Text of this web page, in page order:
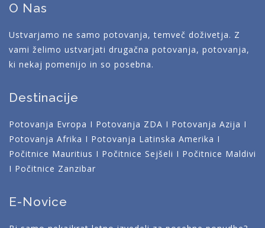
O Nas
Ustvarjamo ne samo potovanja, temveč doživetja. Z
vami želimo ustvarjati drugačna potovanja, potovanja,
ki nekaj pomenijo in so posebna.
Destinacije
Potovanja Evropa I Potovanja ZDA I Potovanja Azija I
Potovanja Afrika I Potovanja Latinska Amerika I
Počitnice Mauritius I Počitnice Sejšeli I Počitnice Maldivi
I Počitnice Zanzibar
E-Novice